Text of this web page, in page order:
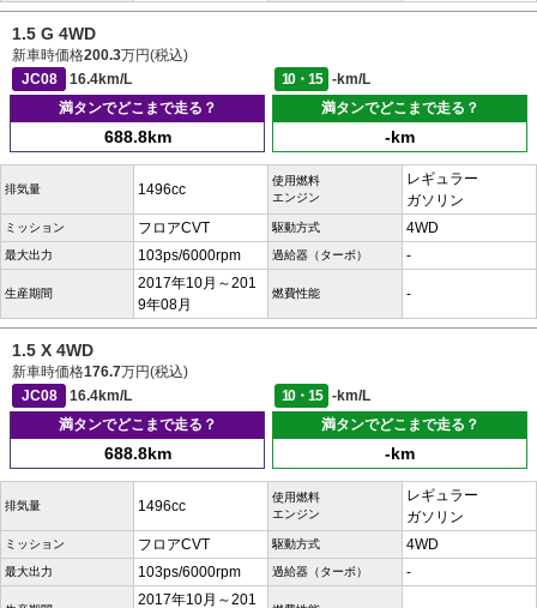
1.5 G 4WD
新車時価格200.3万円(税込)
JC08
16.4km/L 10・15
-km/L
満タンでどこまで走る？
688.8km
満タンでどこまで走る？
-km
排気量 1496cc
使用燃料
エンジン
レギュラー
ガソリン
ミッション フロアCVT 駆動方式 4WD
最大出力 103ps/6000rpm 過給器（ターボ） -
生産期間
2017年10月～201
9年08月
燃費性能 -
1.5 X 4WD
新車時価格176.7万円(税込)
JC08
16.4km/L 10・15
-km/L
満タンでどこまで走る？
688.8km
満タンでどこまで走る？
-km
排気量 1496cc
使用燃料
エンジン
レギュラー
ガソリン
ミッション フロアCVT 駆動方式 4WD
最大出力 103ps/6000rpm 過給器（ターボ） -
2017年10月～201